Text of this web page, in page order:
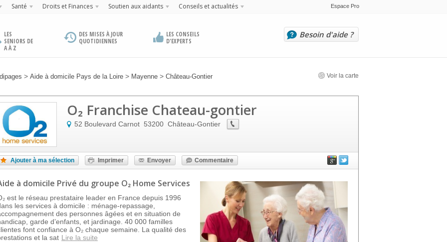
Santé Droits et Finances Soutien aux aidants Conseils et actualités Espace Pro
LES
SENIORS DE
A À Z
DES MISES À JOUR
QUOTIDIENNES
LES CONSEILS
D'EXPERTS
Besoin d'aide ?
> Aide à domicile Pays de la Loire > Mayenne > Château-Gontier Voir la carte
O₂ Franchise Chateau-gontier
52 Boulevard Carnot 53200 Château-Gontier
Ajouter à ma sélection Imprimer Envoyer Commentaire
à domicile Privé du groupe O₂ Home Services
est le réseau prestataire leader en France depuis 1996
les services à domicile : ménage-repassage,
des personnes âgées et en situation de
garde d’enfants, et jardinage. 40 000 familles
font confiance à O₂ chaque semaine. La qualité des
et la sat Lire la suite